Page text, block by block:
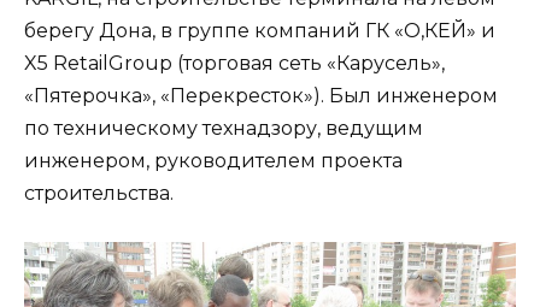
берегу Дона, в группе компаний ГК «О,КЕЙ» и
X5 RetailGroup (торговая сеть «Карусель»,
«Пятерочка», «Перекресток»). Был инженером
по техническому технадзору, ведущим
инженером, руководителем проекта
строительства.